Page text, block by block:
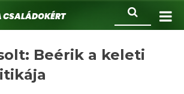
Beérik a keleti